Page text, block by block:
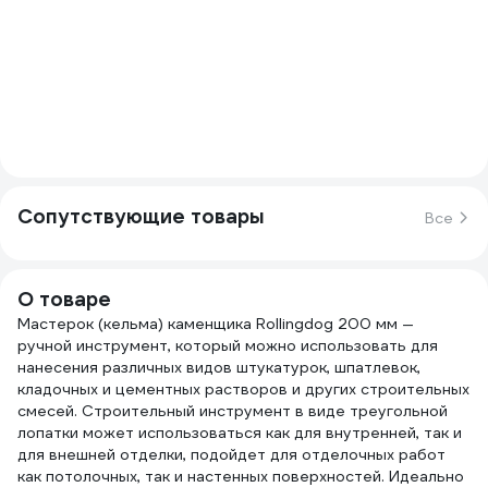
Сопутствующие товары Все
О товаре
Мастерок (кельма) каменщика Rollingdog 200 мм —
ручной инструмент, который можно использовать для
нанесения различных видов штукатурок, шпатлевок,
кладочных и цементных растворов и других строительных
смесей. Строительный инструмент в виде треугольной
лопатки может использоваться как для внутренней, так и
для внешней отделки, подойдет для отделочных работ
как потолочных, так и настенных поверхностей. Идеально